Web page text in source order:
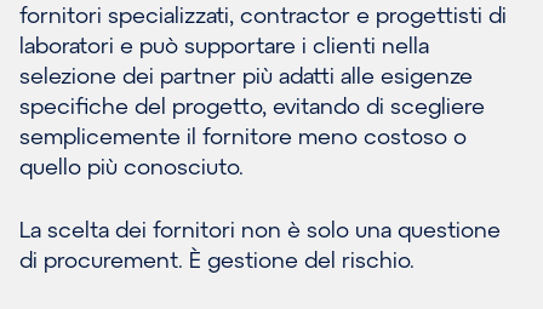
fornitori specializzati, contractor e progettisti di
laboratori e può supportare i clienti nella
selezione dei partner più adatti alle esigenze
specifiche del progetto, evitando di scegliere
semplicemente il fornitore meno costoso o
quello più conosciuto.
La scelta dei fornitori non è solo una questione
di procurement. È gestione del rischio.